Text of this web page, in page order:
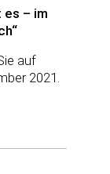
es – im
auf
2021.